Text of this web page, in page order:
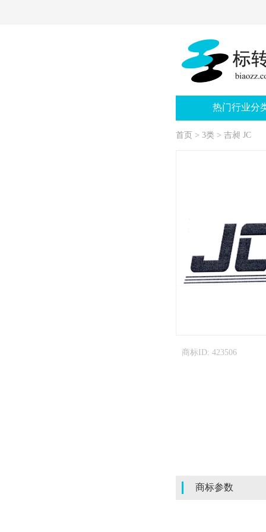
热门行业分
首页 > 3类 > 吉昶 JC
商标ID: 423506
商标参数